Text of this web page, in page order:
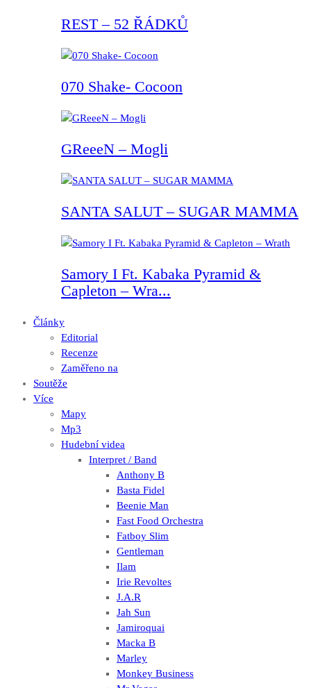
REST – 52 ŘÁDKŮ
070 Shake- Cocoon
GReeeN – Mogli
SANTA SALUT – SUGAR MAMMA
Samory I Ft. Kabaka Pyramid &
Capleton – Wra...
Články
Editorial
Recenze
Zaměřeno na
Soutěže
Více
Mapy
Mp3
Hudební videa
Interpret / Band
Anthony B
Basta Fidel
Beenie Man
Fast Food Orchestra
Fatboy Slim
Gentleman
Ilam
Irie Revoltes
J.A.R
Jah Sun
Jamiroquai
Macka B
Marley
Monkey Business